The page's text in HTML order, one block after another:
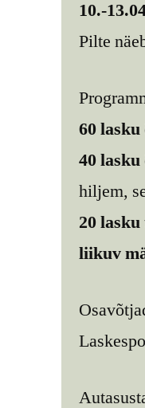
10.-
Pilte
60
40
hiljem,
20
liikuv